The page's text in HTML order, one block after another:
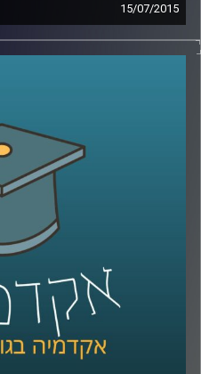
15/07/2015
נדין בודו טרכטנברג,
עומדים לרשותו? נדין
משברים כלכליים לבין
המרכזיים, ומנסה
והמורכבת בכל הנוגע
אישה מעוררת השראה
מתיישבת לשעה באולפן
קרדיט תמונות:AudioVersity